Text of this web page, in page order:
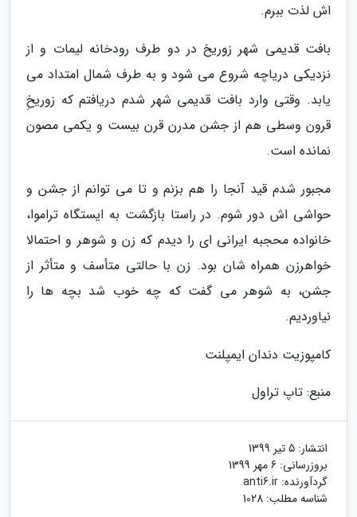
اش لذت ببرم.
بافت قدیمی شهر زوریخ در دو طرف رودخانه لیمات و از
نزدیکی دریاچه شروع می شود و به طرف شمال امتداد می
یابد. وقتی وارد بافت قدیمی شهر شدم دریافتم که زوریخِ
قرون وسطی هم از جشن مدرن قرن بیست و یکمی مصون
نمانده است.
مجبور شدم قید آنجا را هم بزنم و تا می توانم از جشن و
حواشی اش دور شوم. در راستا بازگشت به ایستگاه تراموا،
خانواده محجبه ایرانی ای را دیدم که زن و شوهر و احتمالا
خواهرزن همراه شان بود. زن با حالتی متأسف و متأثر از
جشن، به شوهر می گفت که چه خوب شد بچه ها را
نیاوردیم.
کامپوزیت دندان ایمپلنت
منبع: تاپ تراول
انتشار: 5 تیر 1399
بروزرسانی: 6 مهر 1399
گردآورنده: anti6.ir
شناسه مطلب: 1028